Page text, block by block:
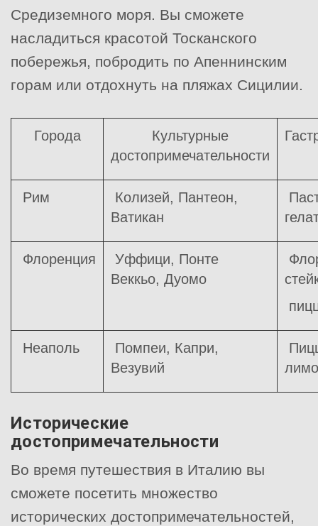
Средиземного моря. Вы сможете
насладиться красотой Тосканского
побережья, побродить по Апеннинским
горам или отдохнуть на пляжах Сицилии.
Города
Культурные
достопримечательности
Рим
Колизей, Пантеон,
Ватикан
Флоренция
Уффици, Понте
Веккьо, Дуомо
Неаполь
Помпеи, Капри,
Везувий
Исторические
достопримечательности
Во время путешествия в Италию вы
сможете посетить множество
исторических достопримечательностей,